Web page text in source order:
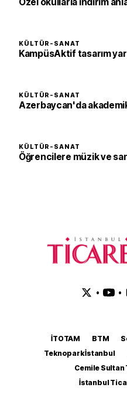
KÜLTÜR-SANAT
KampüsAktif tasarım
KÜLTÜR-SANAT
Azerbaycan'da
KÜLTÜR-SANAT
Öğrencilere müzik ve
• •
İTOTAM BTM
Teknopark İstanbul
Cemile
İstanbul